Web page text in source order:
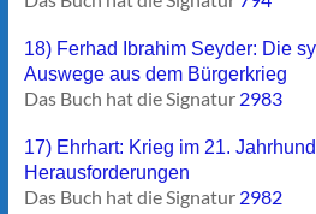
18) Ferhad Ibrahim Seyder: Die
Auswege aus dem Bürgerkrieg
Das Buch hat die Signatur 2983
17) Ehrhart: Krieg im 21.
Herausforderungen
Das Buch hat die Signatur 2982